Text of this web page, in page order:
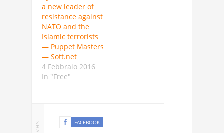
a new leader of
resistance against
NATO and the
Islamic terrorists
— Puppet Masters
— Sott.net
4 Febbraio 2016
In "Free"
FACEBOOK